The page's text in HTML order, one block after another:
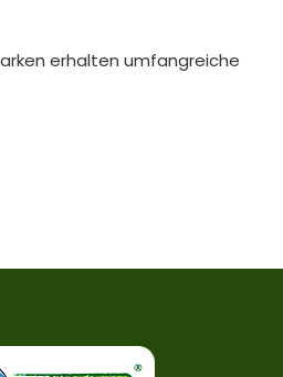
erhalten umfangreiche